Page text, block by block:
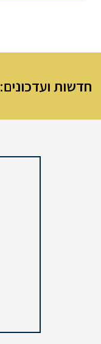
חדשות ועדכונים: